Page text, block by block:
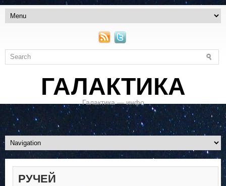
ГАЛАКТИКА
Галактика — инфо
РУЧЕЙ